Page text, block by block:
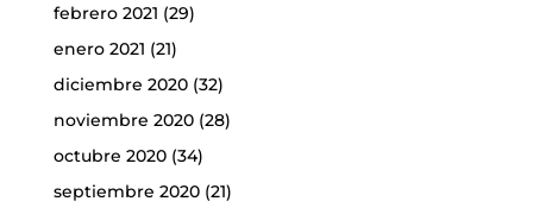
febrero 2021 (29)
enero 2021 (21)
diciembre 2020(32)
noviembre 2020(28)
octubre 2020(34)
septiembre 2020(21)